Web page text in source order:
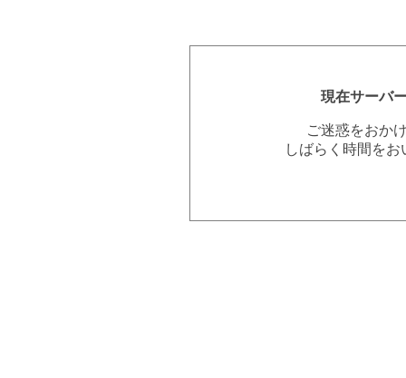
現在サーバ
ご迷惑をおか
しばらく時間を